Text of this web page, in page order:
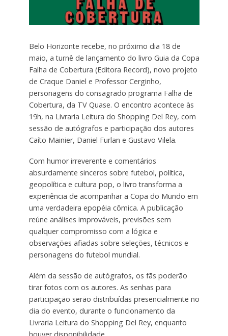
Belo Horizonte recebe, no próximo dia 18 de
maio, a turnê de lançamento do livro Guia da Copa
Falha de Cobertura (Editora Record), novo projeto
de Craque Daniel e Professor Cerginho,
personagens do consagrado programa Falha de
Cobertura, da TV Quase. O encontro acontece às
19h, na Livraria Leitura do Shopping Del Rey, com
sessão de autógrafos e participação dos autores
Caíto Mainier, Daniel Furlan e Gustavo Vilela.
Com humor irreverente e comentários
absurdamente sinceros sobre futebol, política,
geopolítica e cultura pop, o livro transforma a
experiência de acompanhar a Copa do Mundo em
uma verdadeira epopéia cômica. A publicação
reúne análises improváveis, previsões sem
qualquer compromisso com a lógica e
observações afiadas sobre seleções, técnicos e
personagens do futebol mundial.
Além da sessão de autógrafos, os fãs poderão
tirar fotos com os autores. As senhas para
participação serão distribuídas presencialmente no
dia do evento, durante o funcionamento da
Livraria Leitura do Shopping Del Rey, enquanto